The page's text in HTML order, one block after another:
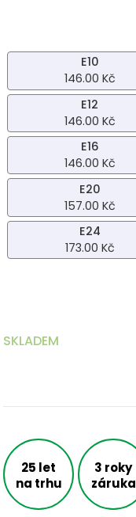
E10
146.00 Kč
E12
146.00 Kč
E16
146.00 Kč
E20
157.00 Kč
E24
173.00 Kč
SKLADEM
25 let
na trhu
3 roky
záruka